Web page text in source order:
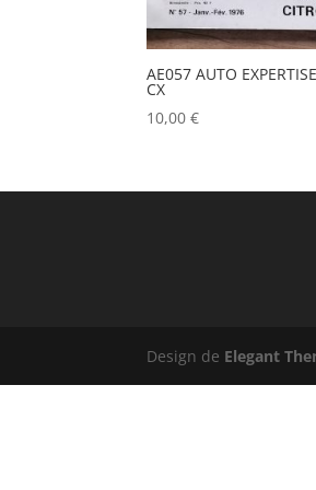
AE057 AUTO
CX
10,00€
Design de Elegant